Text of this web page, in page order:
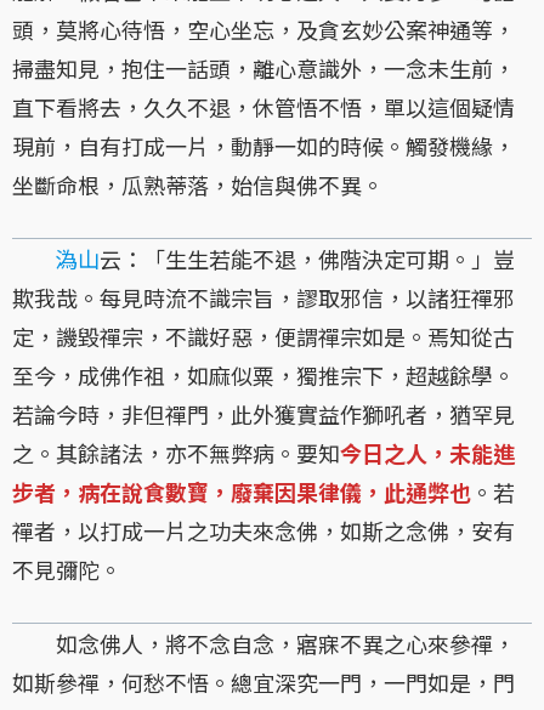
頭，莫將心待悟，空心坐忘，及貪玄妙公案神通等，
掃盡知見，抱住一話頭，離心意識外，一念未生前，
直下看將去，久久不退，休管悟不悟，單以這個疑情
現前，自有打成一片，動靜一如的時候。觸發機緣，
坐斷命根，瓜熟蒂落，始信與佛不異。
溈山云：「生生若能不退，佛階決定可期。」豈
欺我哉。每見時流不識宗旨，謬取邪信，以諸狂禪邪
定，譏毀禪宗，不識好惡，便謂禪宗如是。焉知從古
至今，成佛作祖，如麻似粟，獨推宗下，超越餘學。
若論今時，非但禪門，此外獲實益作獅吼者，猶罕見
之。其餘諸法，亦不無弊病。要知今日之人，未能進
步者，病在說食數寶，廢棄因果律儀，此通弊也 。若
禪者，以打成一片之功夫來念佛，如斯之念佛，安有
不見彌陀。
如念佛人，將不念自念，寤寐不異之心來參禪，
如斯參禪，何愁不悟。總宜深究一門，一門如是，門